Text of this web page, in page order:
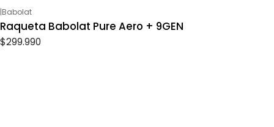
|Babolat
Raqueta Babolat Pure Aero + 9GEN
$299.990